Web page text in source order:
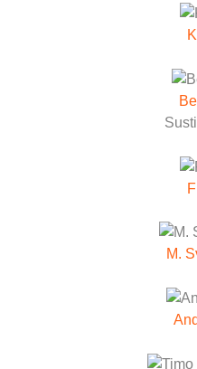
M.